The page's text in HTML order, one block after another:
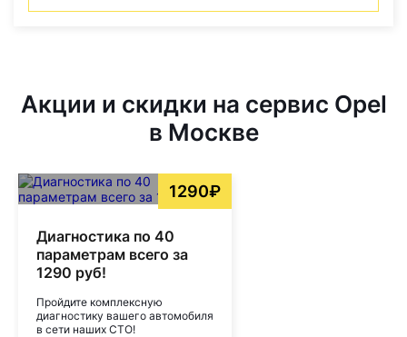
Акции и скидки на сервис Opel
в Москве
1290₽
Диагностика по 40
параметрам всего за
1290 руб!
Пройдите комплексную
диагностику вашего автомобиля
в сети наших СТО!